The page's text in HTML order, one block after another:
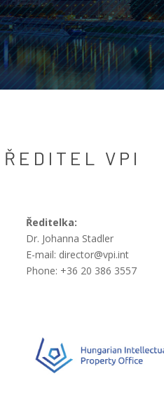
VPI
Ředitelka:
Dr. Johanna Stadler
E-mail: director@vpi.int
Phone: +36 20 386 3557